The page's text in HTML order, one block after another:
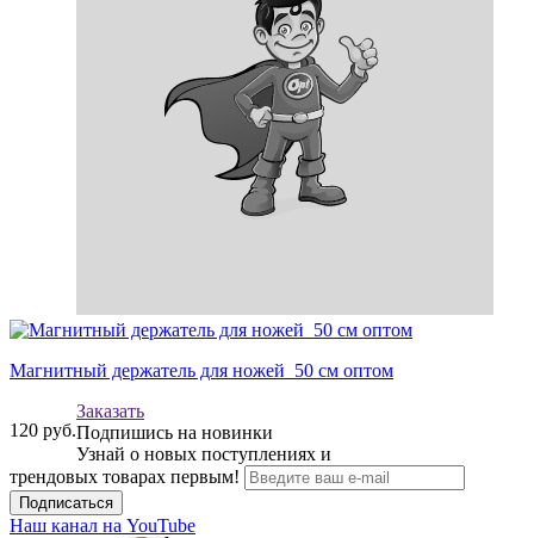
Магнитный держатель для ножей 50 см оптом
120 руб.
Заказать
Подпишись на новинки
Узнай о новых поступлениях и
трендовых товарах первым!
Подписаться
Наш канал на YouTube